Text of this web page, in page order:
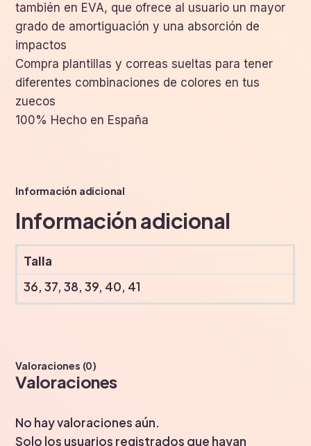
también en EVA, que ofrece al usuario un mayor
grado de amortiguación y una absorción de
impactos
Compra plantillas y correas sueltas para tener
diferentes combinaciones de colores en tus
zuecos
100% Hecho en España
Información adicional
Información adicional
Talla
36, 37, 38, 39, 40, 41
Valoraciones (0)
Valoraciones
No hay valoraciones aún.
Solo los usuarios registrados que hayan